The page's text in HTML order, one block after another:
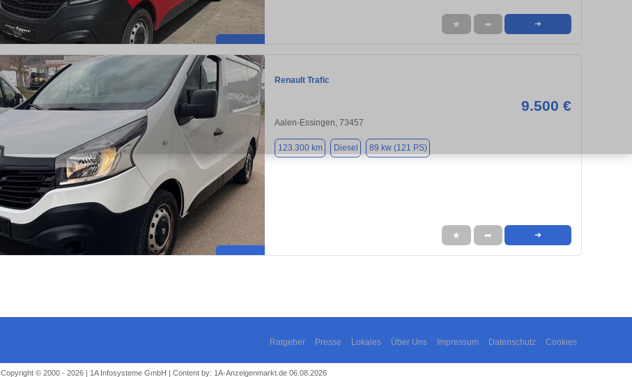
★ ➦ ➜
Renault Trafic
9.500 €
Aalen-Essingen, 73457
123.300 km Diesel 89 kw (121 PS)
★ ➦ ➜
Ratgeber Presse Lokales Über Uns Impressum Datenschutz Cookies
Copyright © 2000 - 2026 | 1A Infosysteme GmbH | Content by: 1A-Anzeigenmarkt.de 06.08.2026